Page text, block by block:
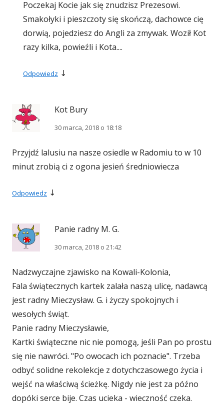
Poczekaj Kocie jak się znudzisz Prezesowi.
Smakołyki i pieszczoty się skończą, dachowce cię
dorwią, pojedziesz do Angli za zmywak. Woził Kot
razy kilka, powieźli i Kota....
Odpowiedz ↓
Kot Bury
30 marca, 2018 o 18:18
Przyjdź lalusiu na nasze osiedle w Radomiu to w 10
minut zrobią ci z ogona jesień średniowiecza
Odpowiedz ↓
Panie radny M. G.
30 marca, 2018 o 21:42
Nadzwyczajne zjawisko na Kowali-Kolonia,
Fala świątecznych kartek zalała naszą ulicę, nadawcą
jest radny Mieczysław. G. i życzy spokojnych i
wesołych świąt.
Panie radny Mieczysławie,
Kartki świąteczne nic nie pomogą, jeśli Pan po prostu
się nie nawróci. "Po owocach ich poznacie". Trzeba
odbyć solidne rekolekcje z dotychczasowego życia i
wejść na właściwą ścieżkę. Nigdy nie jest za późno
dopóki serce bije. Czas ucieka - wieczność czeka.